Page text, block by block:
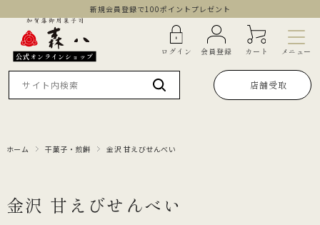
新規会員登録で100ポイントプレゼント
公式オンラインショップ ログイン 会員登録 カート メニュー
店舗受取
ホーム 干菓子・煎餅 金沢 甘えびせんべい
金沢 甘えびせんべい